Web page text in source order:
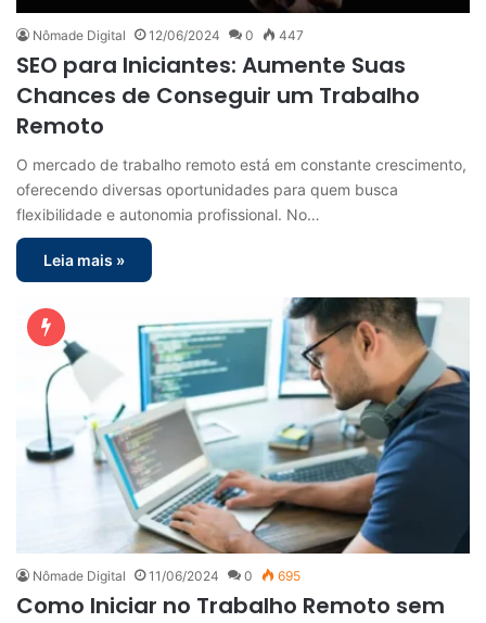
Nômade Digital 12/06/2024 0 447
SEO para Iniciantes: Aumente Suas
Chances de Conseguir um Trabalho
Remoto
O mercado de trabalho remoto está em constante crescimento,
oferecendo diversas oportunidades para quem busca
flexibilidade e autonomia profissional. No…
Leia mais »
Nômade Digital 11/06/2024 0 695
Como Iniciar no Trabalho Remoto sem